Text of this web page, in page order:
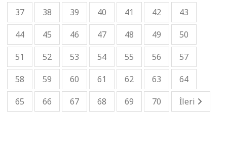
37
38 39 40 41 42
43
44
45 46 47 48 49
50
51
52 53 54 55 56
57
58
59 60 61 62 63
64
65
66 67 68 69 70 İleri